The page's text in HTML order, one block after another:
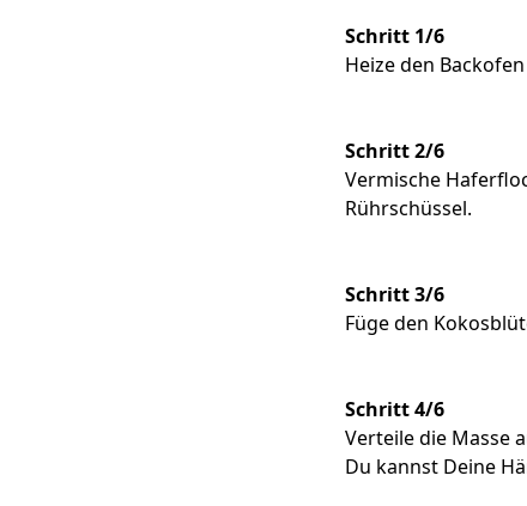
Schritt 1/6
Heize den Backofen
Schritt 2/6
Vermische
Rührschüssel.
Schritt 3/6
Füge den
Schritt 4/6
Verteile die Masse
Du kannst Deine